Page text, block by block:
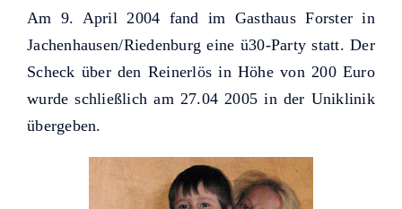
haben.
Am 9. April 2004 fand im Gasthaus Forster in
Jachenhausen/Riedenburg eine ü30-Party statt. Der
Scheck über den Reinerlös in Höhe von 200 Euro
wurde schließlich am 27.04 2005 in der Uniklinik
übergeben.